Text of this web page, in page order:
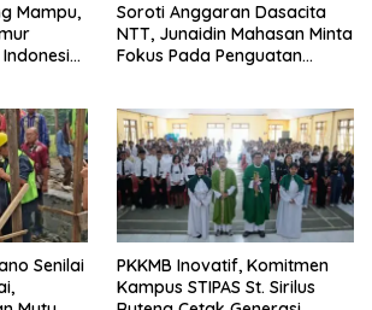
Mampu,
Soroti Anggaran Dasacita
NTT, Junaidin Mahasan Minta
Fokus Pada Penguatan
Senilai
PKKMB Inovatif, Komitmen
Kampus STIPAS St. Sirilus